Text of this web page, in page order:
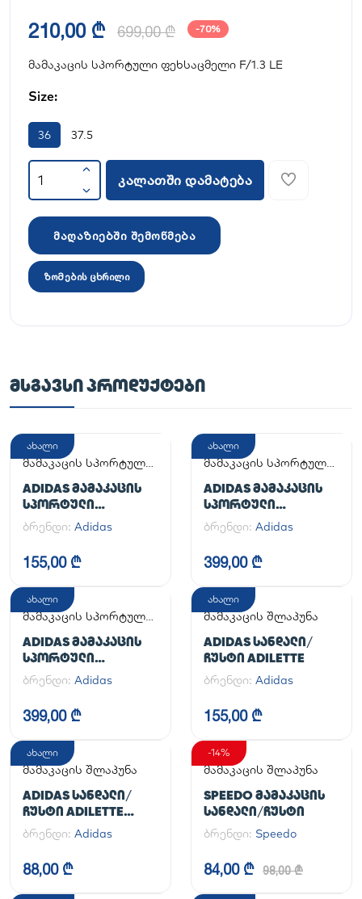
210,00 ₾ 699,00 ₾ -70%
მამაკაცის სპორტული ფეხსაცმელი F/1.3 LE
Size:
36 37.5
კალათში დამატება
მაღაზიებში შემოწმება
ზომების ცხრილი
ᲛᲡᲒᲐᲕᲡᲘ ᲞᲠᲝᲓᲣᲥᲢᲔᲑᲘ
ახალი
მამაკაცის სპორტული
ADIDAS ᲛᲐᲛᲐᲙᲐᲪᲘᲡ
ᲡᲞᲝᲠᲢᲣᲚᲘ
ᲤᲔᲮᲡᲐᲪᲛᲔᲚᲘ
ADILETTE
ბრენდი: Adidas
155,00 ₾
ახალი
მამაკაცის სპორტული
ADIDAS ᲛᲐᲛᲐᲙᲐᲪᲘᲡ
ᲡᲞᲝᲠᲢᲣᲚᲘ
ᲤᲔᲮᲡᲐᲪᲛᲔᲚᲘ
HANDBALL SPEZIAL
ბრენდი: Adidas
399,00 ₾
ახალი
მამაკაცის სპორტული
ADIDAS ᲛᲐᲛᲐᲙᲐᲪᲘᲡ
ᲡᲞᲝᲠᲢᲣᲚᲘ
ᲤᲔᲮᲡᲐᲪᲛᲔᲚᲘ
HANDBALL SPEZIAL
ბრენდი: Adidas
399,00 ₾
ახალი
მამაკაცის შლაპუნა
ADIDAS ᲡᲐᲜᲓᲐᲚᲘ/
ᲩᲣᲡᲢᲘ ADILETTE
ბრენდი: Adidas
155,00 ₾
ახალი
მამაკაცის შლაპუნა
ADIDAS ᲡᲐᲜᲓᲐᲚᲘ/
ᲩᲣᲡᲢᲘ ADILETTE
AQUA
ბრენდი: Adidas
88,00 ₾
-14%
მამაკაცის შლაპუნა
SPEEDO ᲛᲐᲛᲐᲙᲐᲪᲘᲡ
ᲡᲐᲜᲓᲐᲚᲘ/ᲩᲣᲡᲢᲘ
ბრენდი: Speedo
84,00 ₾ 98,00 ₾